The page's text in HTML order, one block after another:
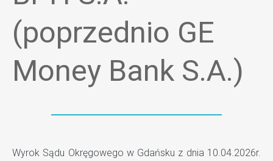
(poprzednio GE
Money Bank S.A.)
Wyrok Sądu Okręgowego w Gdańsku z dnia 10.04.2026r.